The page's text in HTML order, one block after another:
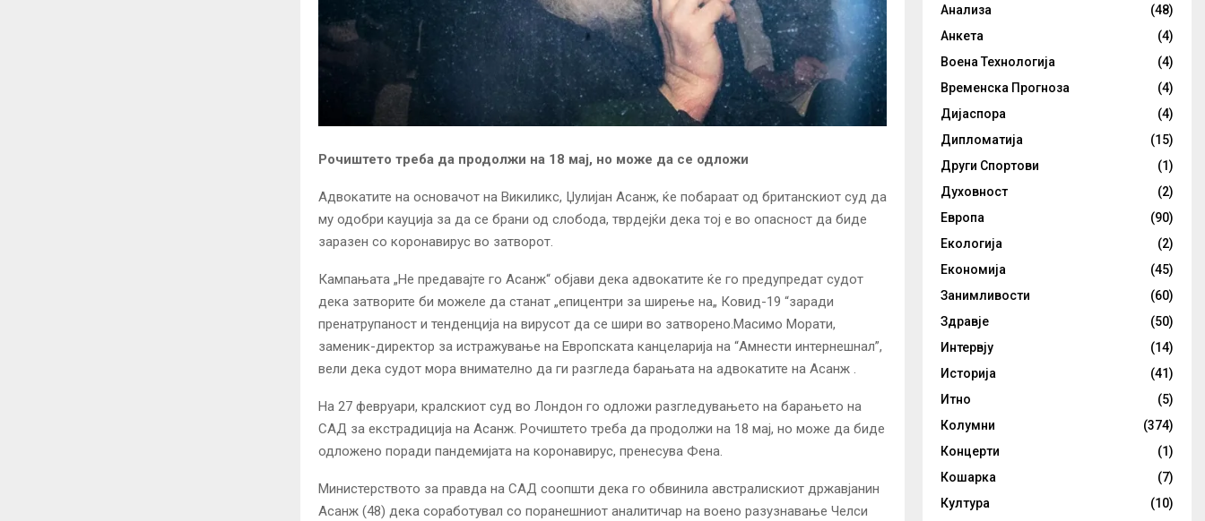
Рочиштето треба да продолжи на 18 мај, но може да се одложи
Адвокатите на основачот на Викиликс, Џулијан Асанж, ќе побараат од британскиот суд да
му одобри кауција за да се брани од слобода, тврдејќи дека тој е во опасност да биде
заразен со коронавирус во затворот.
Кампањата „Не предавајте го Асанж“ објави дека адвокатите ќе го предупредат судот
дека затворите би можеле да станат „епицентри за ширење на„ Ковид-19 “заради
пренатрупаност и тенденција на вирусот да се шири во затворено.Масимо Морати,
заменик-директор за истражување на Европската канцеларија на “Амнести интернешнал”,
вели дека судот мора внимателно да ги разгледа барањата на адвокатите на Асанж .
На 27 февруари, кралскиот суд во Лондон го одложи разгледувањето на барањето на
САД за екстрадиција на Асанж. Рочиштето треба да продолжи на 18 мај, но може да биде
одложено поради пандемијата на коронавирус, пренесува Фена.
Министерството за правда на САД соопшти дека го обвинила австралискиот државјанин
Асанж (48) дека соработувал со поранешниот аналитичар на воено разузнавање Челси
Анализа
(48)
Анкета
(4)
Воена Технологија
(4)
Временска Прогноза
(4)
Дијаспора
(4)
Дипломатија
(15)
Други Спортови
(1)
Духовност
(2)
Европа
(90)
Екологија
(2)
Економија
(45)
Занимливости
(60)
Здравје
(50)
Интервју
(14)
Историја
(41)
Итно
(5)
Колумни
(374)
Концерти
(1)
Кошарка
(7)
Култура
(10)